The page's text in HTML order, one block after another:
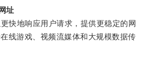
址
地响应用户请求，提供更稳定的网
线游戏、视频流媒体和大规模数据传